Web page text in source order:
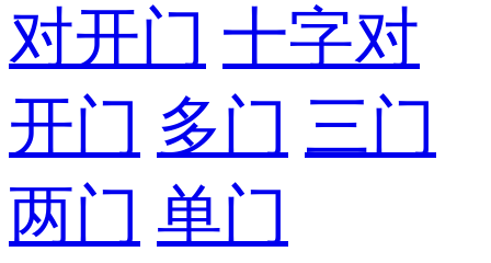
对开门 十字对
开门 多门 三门
两门 单门